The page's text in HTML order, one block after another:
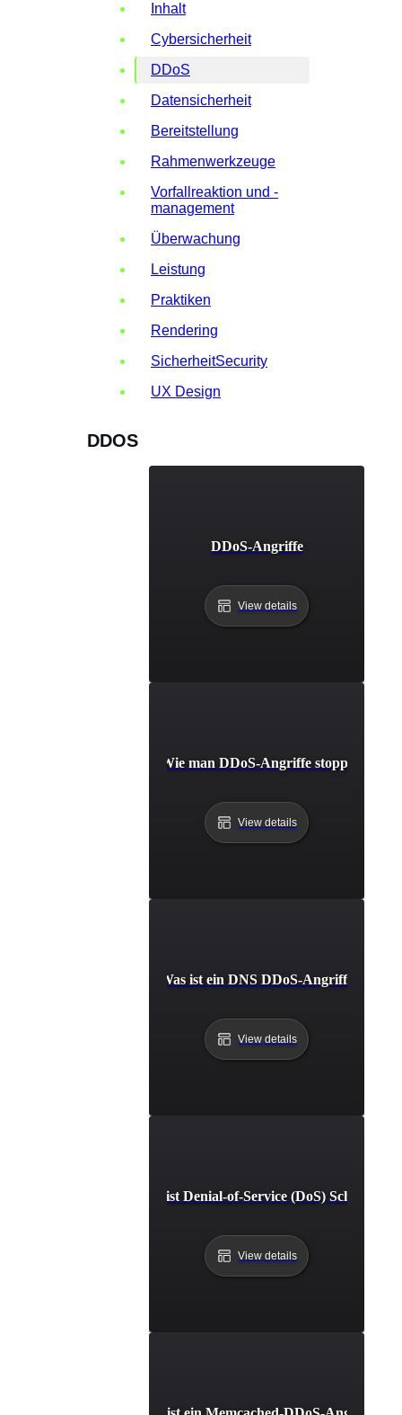
Inhalt
Cybersicherheit
DDoS
Datensicherheit
Bereitstellung
Rahmenwerkzeuge
Vorfallreaktion und -
management
Überwachung
Leistung
Praktiken
Rendering
SicherheitSecurity
UX Design
DDOS
DDoS-Angriffe
View details
Wie man DDoS-Angriffe stoppt
View details
Was ist ein DNS DDoS-Angriff?
View details
Was ist Denial-of-Service (DoS) Schutz?
View details